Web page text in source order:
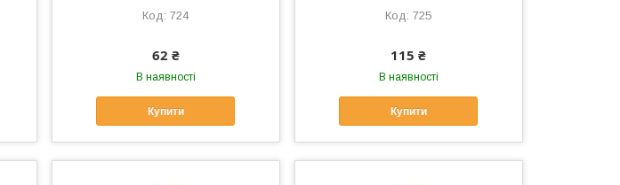
724
62 ₴
В наявності
Купити
725
115 ₴
В наявності
Купити